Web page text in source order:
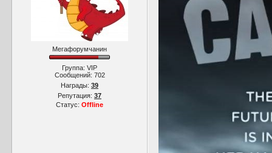
Мегафорумчанин
Группа: VIP
Сообщений: 702
Награды: 39
Репутация: 37
Статус: Offline